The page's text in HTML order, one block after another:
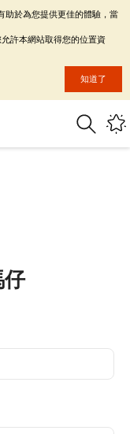
仔
助於為您提供更佳的體驗，當
許本網站取得您的位置資
知道了